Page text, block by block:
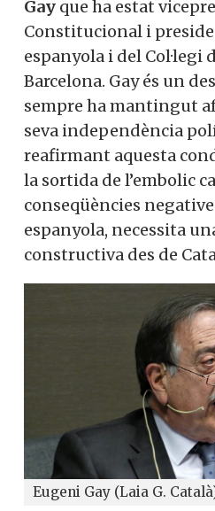
Gay que ha estat
Constitucional i
espanyola i del Col·legi
Barcelona. Gay és un
sempre ha mantingut
seva independència
reafirmant aquesta
la sortida de l’embolic
conseqüències
espanyola, necessita
constructiva des de
Eugeni Gay (Laia G.